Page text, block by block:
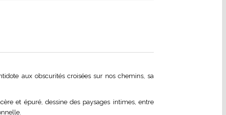
aux obscurités croisées sur nos chemins, sa
et épuré, dessine des paysages intimes, entre